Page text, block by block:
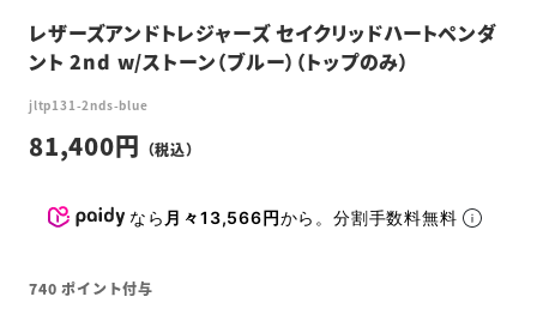
レザーズアンドトレジャーズ セイクリッドハートペンダ
ント 2nd w/ストーン（ブルー）（トップのみ）
jltp131-2nds-blue
81,400
なら 月々13,566円から。分割手数料無料
740 ポイント付与